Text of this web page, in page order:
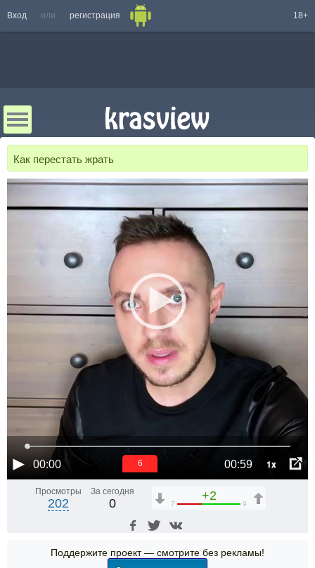
Вход или регистрация 18+
Как перестать жрать
00:00 00:59 1x
6
Просмотры
202
За сегодня
0
+2
7 9
Поддержите проект — смотрите без рекламы!